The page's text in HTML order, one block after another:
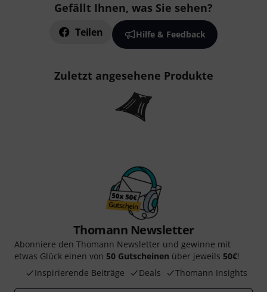
Gefällt Ihnen, was Sie sehen?
Teilen Hilfe & Feedback
Zuletzt angesehene Produkte
Thomann Newsletter
Abonniere den Thomann Newsletter und gewinne mit
etwas Glück einen von 50 Gutscheinen über jeweils 50€!
Inspirierende Beiträge
Deals Thomann Insights